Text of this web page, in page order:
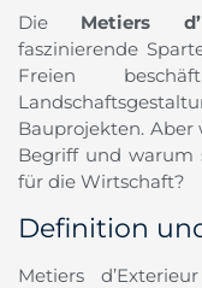
Die Metiers
faszinierende
Freien
Bauprojekten.
Begriff und warum
für die Wirtschaft?
Definition
Metiers